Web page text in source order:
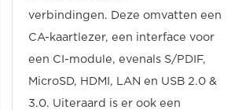
verbindingen. Deze omvatten een
CA-kaartlezer, een interface voor
een CI-module, evenals S/PDIF,
MicroSD, HDMI, LAN en USB 2.0 &
3.0. Uiteraard is er ook een